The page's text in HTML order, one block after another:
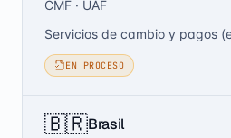
CMF · UAF
Servicios de cambio y pagos
EN PROCESO
🇧🇷Brasil